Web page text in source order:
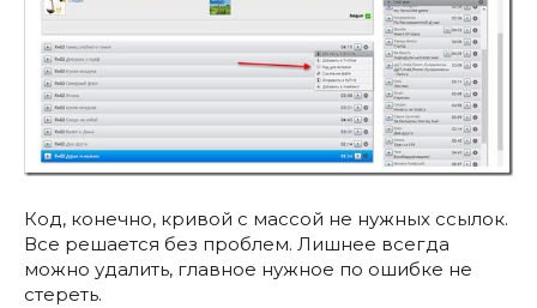
Код, конечно, кривой с массой не нужных ссылок.
Все решается без проблем. Лишнее всегда
можно удалить, главное нужное по ошибке не
стереть.